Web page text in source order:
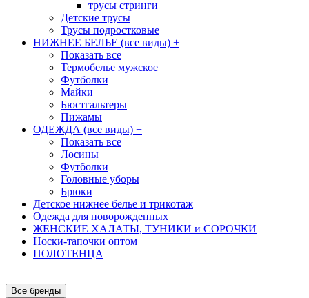
трусы стринги
Детские трусы
Трусы подростковые
НИЖНЕЕ БЕЛЬЕ (все виды) +
Показать все
Термобелье мужское
Футболки
Майки
Бюстгальтеры
Пижамы
ОДЕЖДА (все виды) +
Показать все
Лосины
Футболки
Головные уборы
Брюки
Детское нижнее белье и трикотаж
Одежда для новорожденных
ЖЕНСКИЕ ХАЛАТЫ, ТУНИКИ и СОРОЧКИ
Носки-тапочки оптом
ПОЛОТЕНЦА
Все бренды